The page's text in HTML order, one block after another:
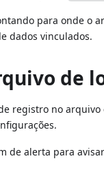
para onde o
dados vinculados.
de
registro no
de alerta para